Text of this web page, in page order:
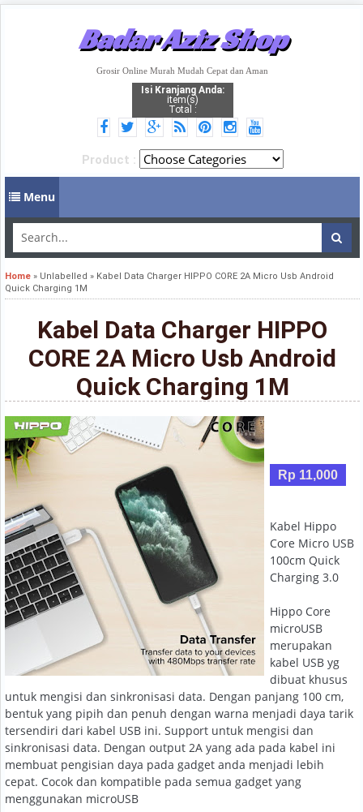
Badar Aziz Shop
Grosir Online Murah Mudah Cepat dan Aman
Isi Kranjang Anda:
item(s)
Total :
Product :
Menu
Home » Unlabelled » Kabel Data Charger HIPPO CORE 2A Micro Usb Android
Quick Charging 1M
Kabel Data Charger HIPPO
CORE 2A Micro Usb Android
Quick Charging 1M
Rp 11,000
Kabel Hippo
Core Micro USB
100cm Quick
Charging 3.0
Hippo Core
microUSB
merupakan
kabel USB yg
dibuat khusus
untuk mengisi dan sinkronisasi data. Dengan panjang 100 cm,
bentuk yang pipih dan penuh dengan warna menjadi daya tarik
tersendiri dari kabel USB ini. Support untuk mengisi dan
sinkronisasi data. Dengan output 2A yang ada pada kabel ini
membuat pengisian daya pada gadget anda menjadi lebih
cepat. Cocok dan kompatible pada semua gadget yang
menggunakan microUSB